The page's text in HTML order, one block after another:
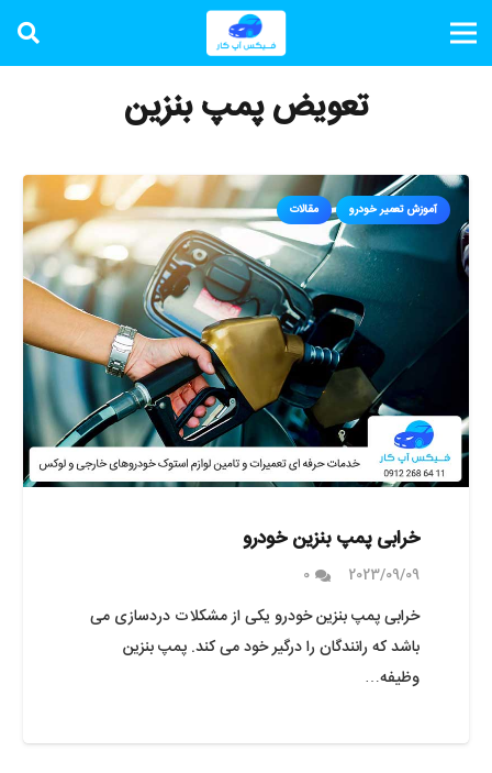
تعویض پمپ بنزین
آموزش تعمیر خودرو مقالات
خرابی پمپ بنزین خودرو
2023/09/09
0
خرابی پمپ بنزین خودرو یکی از مشکلات دردسازی می
باشد که رانندگان را درگیر خود می کند. پمپ بنزین
وظیفه…